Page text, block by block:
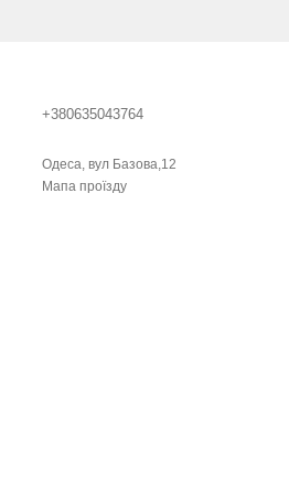
+380635043764
Одеса, вул Базова,12
Мапа проїзду